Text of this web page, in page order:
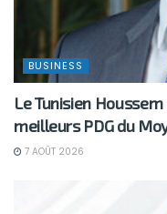
BUSINESS
Le Tunisien
meilleurs PDG du
7 AOÛT 2026